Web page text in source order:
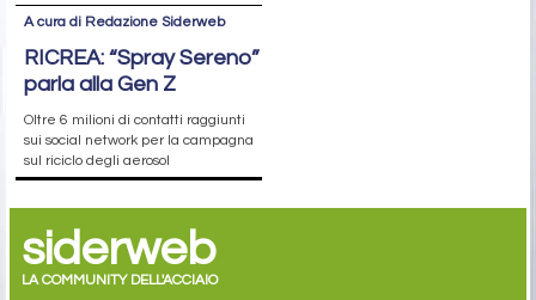
A cura di Redazione Siderweb
RICREA: “Spray Sereno”
parla alla Gen Z
Oltre 6 milioni di contatti raggiunti
sui social network per la campagna
sul riciclo degli aerosol
siderweb
LA COMMUNITY DELL'ACCIAIO